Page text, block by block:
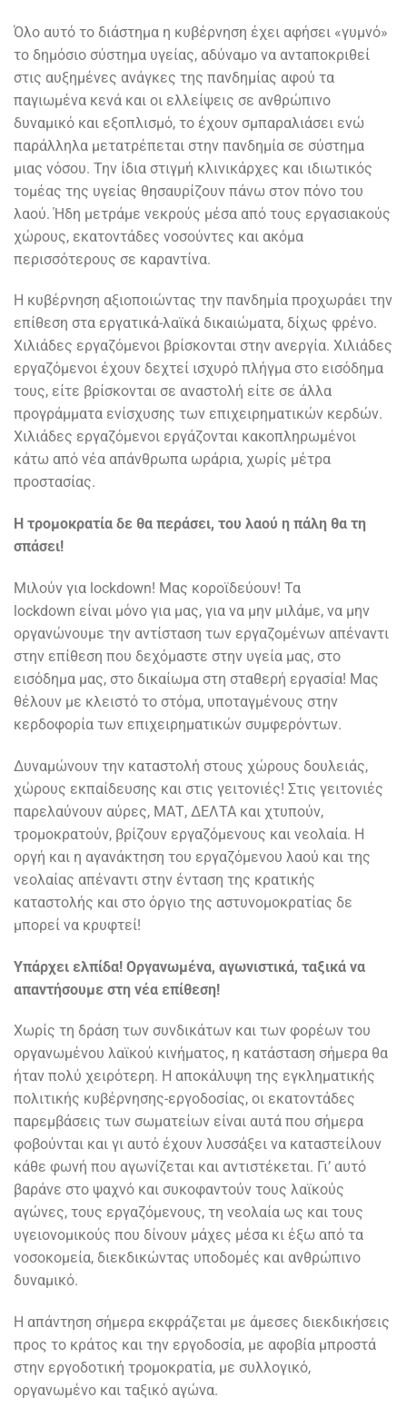
Όλο αυτό το διάστημα η κυβέρνηση έχει αφήσει «γυμνό»
το δημόσιο σύστημα υγείας, αδύναμο να ανταποκριθεί
στις αυξημένες ανάγκες της πανδημίας αφού τα
παγιωμένα κενά και οι ελλείψεις σε ανθρώπινο
δυναμικό και εξοπλισμό, το έχουν σμπαραλιάσει ενώ
παράλληλα μετατρέπεται στην πανδημία σε σύστημα
μιας νόσου. Την ίδια στιγμή κλινικάρχες και ιδιωτικός
τομέας της υγείας θησαυρίζουν πάνω στον πόνο του
λαού. Ήδη μετράμε νεκρούς μέσα από τους εργασιακούς
χώρους, εκατοντάδες νοσούντες και ακόμα
περισσότερους σε καραντίνα.
Η κυβέρνηση αξιοποιώντας την πανδημία προχωράει την
επίθεση στα εργατικά-λαϊκά δικαιώματα, δίχως φρένο.
Χιλιάδες εργαζόμενοι βρίσκονται στην ανεργία. Χιλιάδες
εργαζόμενοι έχουν δεχτεί ισχυρό πλήγμα στο εισόδημα
τους, είτε βρίσκονται σε αναστολή είτε σε άλλα
προγράμματα ενίσχυσης των επιχειρηματικών κερδών.
Χιλιάδες εργαζόμενοι εργάζονται κακοπληρωμένοι
κάτω από νέα απάνθρωπα ωράρια, χωρίς μέτρα
προστασίας.
Η τρομοκρατία δε θα περάσει, του λαού η πάλη θα τη
σπάσει!
Μιλούν για lockdown! Μας κοροϊδεύουν! Τα
lockdown είναι μόνο για μας, για να μην μιλάμε, να μην
οργανώνουμε την αντίσταση των εργαζομένων απέναντι
στην επίθεση που δεχόμαστε στην υγεία μας, στο
εισόδημα μας, στο δικαίωμα στη σταθερή εργασία! Μας
θέλουν με κλειστό το στόμα, υποταγμένους στην
κερδοφορία των επιχειρηματικών συμφερόντων.
Δυναμώνουν την καταστολή στους χώρους δουλειάς,
χώρους εκπαίδευσης και στις γειτονιές! Στις γειτονιές
παρελαύνουν αύρες, ΜΑΤ, ΔΕΛΤΑ και χτυπούν,
τρομοκρατούν, βρίζουν εργαζόμενους και νεολαία. Η
οργή και η αγανάκτηση του εργαζόμενου λαού και της
νεολαίας απέναντι στην ένταση της κρατικής
καταστολής και στο όργιο της αστυνομοκρατίας δε
μπορεί να κρυφτεί!
Υπάρχει ελπίδα! Οργανωμένα, αγωνιστικά, ταξικά να
απαντήσουμε στη νέα επίθεση!
Χωρίς τη δράση των συνδικάτων και των φορέων του
οργανωμένου λαϊκού κινήματος, η κατάσταση σήμερα θα
ήταν πολύ χειρότερη. Η αποκάλυψη της εγκληματικής
πολιτικής κυβέρνησης-εργοδοσίας, οι εκατοντάδες
παρεμβάσεις των σωματείων είναι αυτά που σήμερα
φοβούνται και γι αυτό έχουν λυσσάξει να καταστείλουν
κάθε φωνή που αγωνίζεται και αντιστέκεται. Γι’ αυτό
βαράνε στο ψαχνό και συκοφαντούν τους λαϊκούς
αγώνες, τους εργαζόμενους, τη νεολαία ως και τους
υγειονομικούς που δίνουν μάχες μέσα κι έξω από τα
νοσοκομεία, διεκδικώντας υποδομές και ανθρώπινο
δυναμικό.
Η απάντηση σήμερα εκφράζεται με άμεσες διεκδικήσεις
προς το κράτος και την εργοδοσία, με αφοβία μπροστά
στην εργοδοτική τρομοκρατία, με συλλογικό,
οργανωμένο και ταξικό αγώνα.